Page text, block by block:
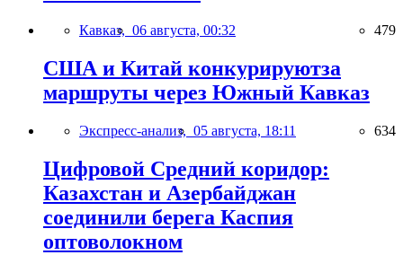
Кавказ, 06 августа, 00:32 479
США и Китай конкурируютза
маршруты через Южный Кавказ
Экспресс-анализ, 05 августа, 18:11 634
Цифровой Средний коридор:
Казахстан и Азербайджан
соединили берега Каспия
оптоволокном